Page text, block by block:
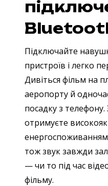
Підключайте
пристроїв і легко
Дивіться фільм на
аеропорту й
посадку з
отримуєте
тож звук завжди
— чи то під час
фільму.